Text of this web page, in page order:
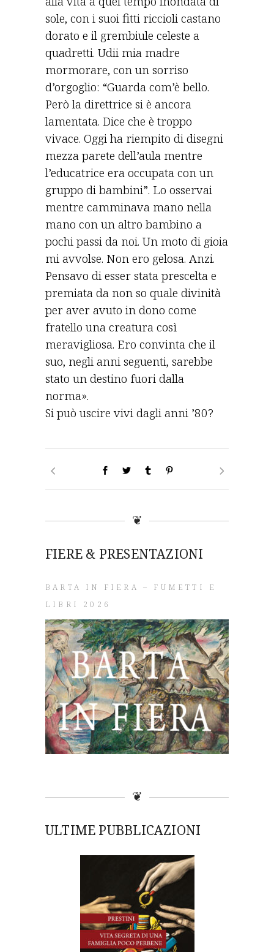
sole, con i suoi fitti riccioli castano
dorato e il grembiule celeste a
quadretti. Udii mia madre
mormorare, con un sorriso
d’orgoglio: “Guarda com’è bello.
Però la direttrice si è ancora
lamentata. Dice che è troppo
vivace. Oggi ha riempito di disegni
mezza parete dell’aula mentre
l’educatrice era occupata con un
gruppo di bambini”. Lo osservai
mentre camminava mano nella
mano con un altro bambino a
pochi passi da noi. Un moto di gioia
mi avvolse. Non ero gelosa. Anzi.
Pensavo di esser stata prescelta e
premiata da non so quale divinità
per aver avuto in dono come
fratello una creatura così
meravigliosa. Ero convinta che il
suo, negli anni seguenti, sarebbe
stato un destino fuori dalla
norma».
Si può uscire vivi dagli anni ’80?
❦
FIERE & PRESENTAZIONI
BARTA IN FIERA – FUMETTI E
LIBRI 2026
❦
ULTIME PUBBLICAZIONI